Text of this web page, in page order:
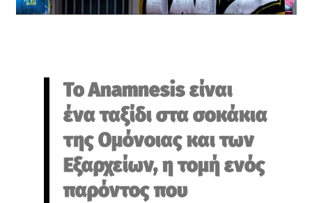
Το Anamnesisείναι
ένα ταξίδι στα σοκάκια
της Ομόνοιας και των
Εξαρχείων, η τομή ενός
παρόντος που